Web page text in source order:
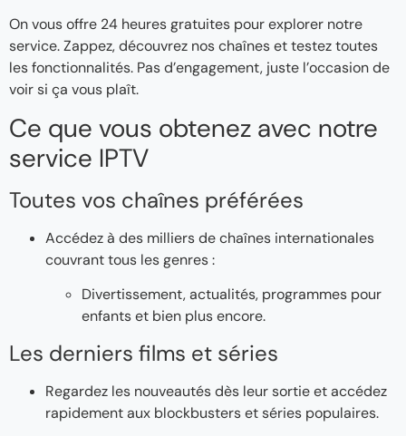
On vous offre 24 heures gratuites pour explorer notre
service. Zappez, découvrez nos chaînes et testez toutes
les fonctionnalités. Pas d’engagement, juste l’occasion de
voir si ça vous plaît.
Ce que vous obtenez avec notre
service IPTV
Toutes vos chaînes préférées
Accédez à des milliers de chaînes internationales
couvrant tous les genres :
Divertissement, actualités, programmes pour
enfants et bien plus encore.
Les derniers films et séries
Regardez les nouveautés dès leur sortie et accédez
rapidement aux blockbusters et séries populaires.